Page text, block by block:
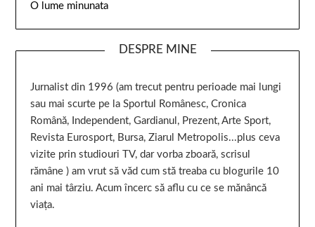
O lume minunata
DESPRE MINE
Jurnalist din 1996 (am trecut pentru perioade mai lungi
sau mai scurte pe la Sportul Românesc, Cronica
Română, Independent, Gardianul, Prezent, Arte Sport,
Revista Eurosport, Bursa, Ziarul Metropolis...plus ceva
vizite prin studiouri TV, dar vorba zboară, scrisul
rămâne ) am vrut să văd cum stă treaba cu blogurile 10
ani mai târziu. Acum încerc să aflu cu ce se mănâncă
viața.